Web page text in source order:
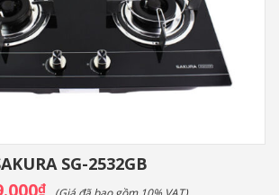
SG-2532GB
₫Giá